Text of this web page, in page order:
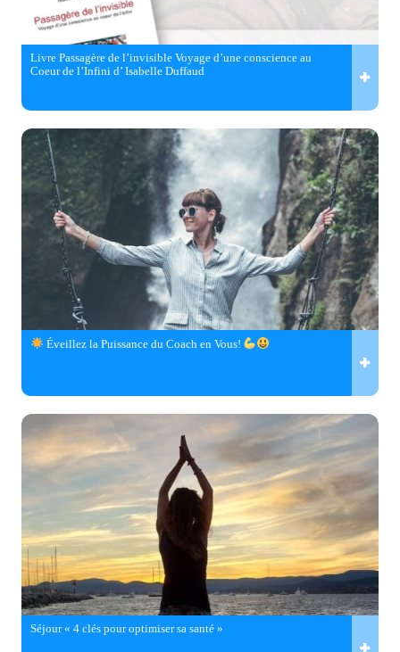
Livre Passagère de l’invisible Voyage d’une conscience au
Coeur de l’Infini d’ Isabelle Duffaud
Éveillez la Puissance du Coach en Vous!
Séjour « 4 clés pour optimiser sa santé »